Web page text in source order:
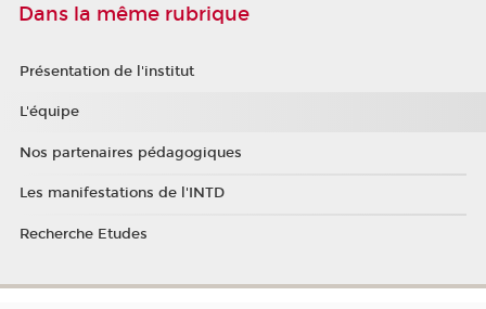
Dans la même rubrique
Présentation de l'institut
L'équipe
Nos partenaires pédagogiques
Les manifestations de l'INTD
Recherche Etudes